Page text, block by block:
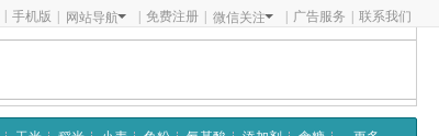
手机版 网站导航 免费注册 微信关注 广告服务 联系我们